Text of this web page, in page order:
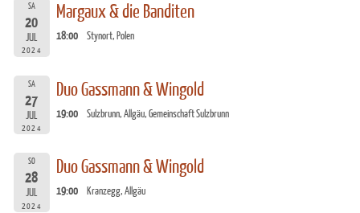
SA
20
JUL
2024
Margaux & die Banditen
18:00 Stynort, Polen
SA
27
JUL
2024
Duo Gassmann & Wingold
19:00 Sulzbrunn, Allgäu, Gemeinschaft Sulzbrunn
SO
28
JUL
2024
Duo Gassmann & Wingold
19:00 Kranzegg, Allgäu